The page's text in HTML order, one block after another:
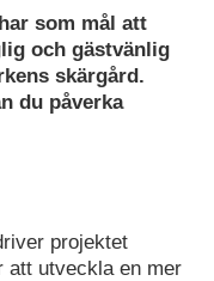
som mål att
och gästvänlig
skärgård.
du påverka
projektet
att utveckla en mer